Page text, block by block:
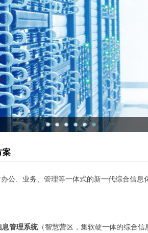
案
公、业务、管理等一体式的新一代综合信息
息管理系统（智慧营区，集软硬一体的综合